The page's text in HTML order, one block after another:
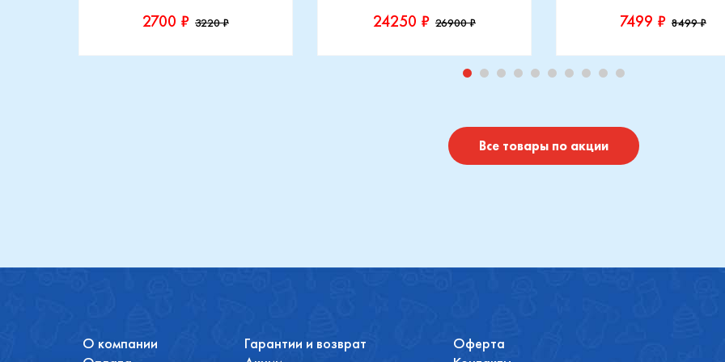
2700 ₽ 3220 ₽
Производитель::
24250 ₽ 26900 ₽
Производитель::
7499 ₽ 8499 ₽
Производитель::
Indigo
Все товары по акции
О компании
Гарантии и возврат
Оферта